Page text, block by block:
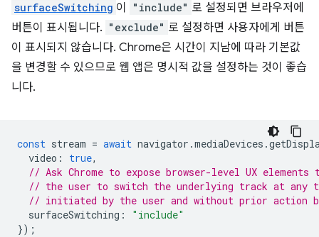
surfaceSwitching 이 "include" 로 설정되면 브라우저에
버튼이 표시됩니다. "exclude" 로 설정하면 사용자에게 버튼
이 표시되지 않습니다. Chrome은 시간이 지남에 따라 기본값
을 변경할 수 있으므로 웹 앱은 명시적 값을 설정하는 것이 좋습
니다.
const stream = await navigator .mediaDevices .
video : true,
// Ask Chrome to expose browser-level UX
// the user to switch the underlying track at any
// initiated by the user and without prior action
surfaceSwitching :
"include"
});